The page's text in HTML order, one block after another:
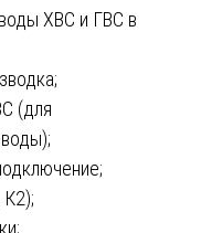
ХВС и ГВС в
(для
К2);